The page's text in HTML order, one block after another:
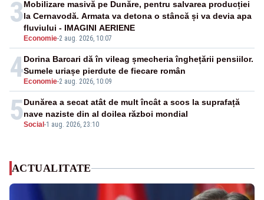
3
Economie-2 aug. 2026, 10:07
Mobilizare masivă pe Dunăre, pentru salvarea producției
la Cernavodă. Armata va detona o stâncă și va devia apa
fluviului - IMAGINI AERIENE
4 Economie-2 aug. 2026, 10:09
Dorina Barcari dă în vileag șmecheria înghețării pensiilor.
Sumele uriașe pierdute de fiecare român
5Social -1 aug. 2026, 23:10
Dunărea a secat atât de mult încât a scos la suprafață
nave naziste din al doilea război mondial
ACTUALITATE